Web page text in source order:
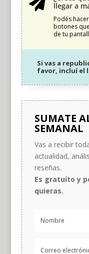
llegar a
Podés
botones
de tu
Si vas a
favor, incluí el
SUMATE
SEMANAL
Vas a recibir
actualidad,
reseñas.
Es gratuito y
quieras.